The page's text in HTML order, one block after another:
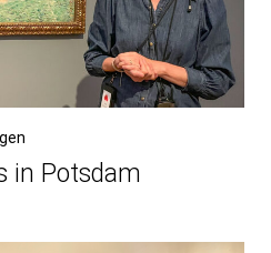
in Potsdam